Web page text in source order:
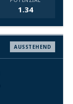
1.34
AUSSTEHEND